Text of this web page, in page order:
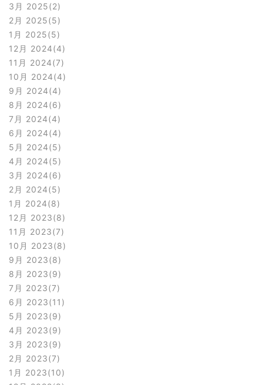
3月 2025 2
2月 2025 5
1月 2025 5
12月 2024 4
11月 2024 7
10月 2024 4
9月 2024 4
8月 2024 6
7月 2024 4
6月 2024 4
5月 2024 5
4月 2024 5
3月 2024 6
2月 2024 5
1月 2024 8
12月 2023 8
11月 2023 7
10月 2023 8
9月 2023 8
8月 2023 9
7月 2023 7
6月 2023 11
5月 2023 9
4月 2023 9
3月 2023 9
2月 2023 7
1月 2023 10